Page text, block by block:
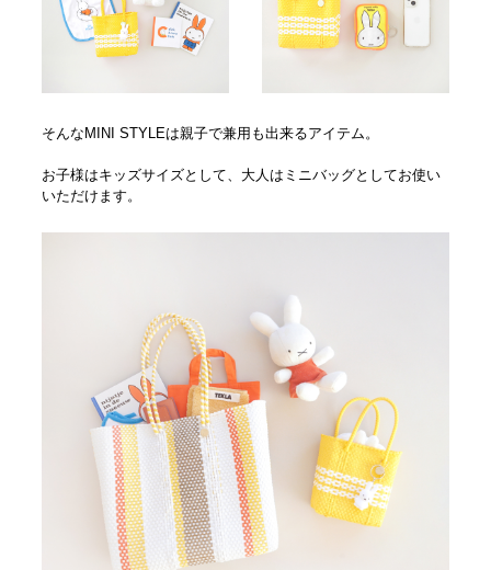
そんなMINI STYLEは親子で兼用も出来るアイテム。
お子様はキッズサイズとして、大人はミニバッグとしてお使い
いただけます。